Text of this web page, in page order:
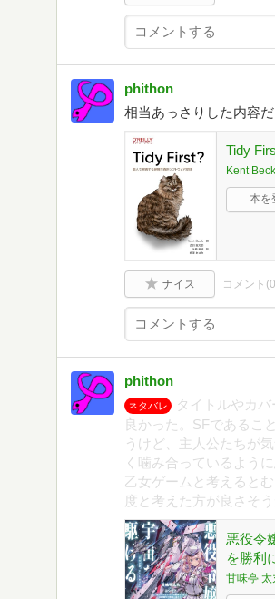
phithon
相当あっさりした内容
Tidy
Kent Beck
本を
ナイス コメント(0
phithon
ネタバレ
タイトルやカ
良かった。SFであるこ
うけど、主人公たちが
く噛み合っているよう
乙女ゲームと考えると
度と考えた方が良さそう
悪役令
を勝利
甘味亭 太